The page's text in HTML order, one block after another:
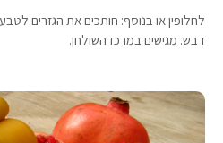
לחלופין או בנוסף: חותכים את הגזרים
דבש. מגישים במרכז השולחן.